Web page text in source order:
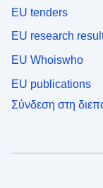
EU tenders
EU research
EU Whoiswho
EU publications
Σύνδεση στη